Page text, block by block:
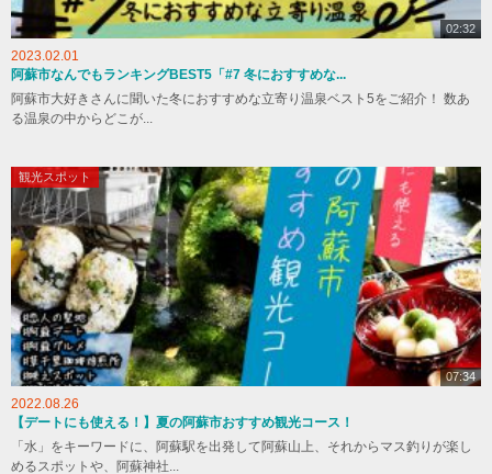
02:32
2023.02.01
阿蘇市なんでもランキングBEST5「#7 冬におすすめな...
阿蘇市大好きさんに聞いた冬におすすめな立寄り温泉ベスト5をご紹介！ 数あ
る温泉の中からどこが...
観光スポット
07:34
2022.08.26
【デートにも使える！】夏の阿蘇市おすすめ観光コース！
「水」をキーワードに、阿蘇駅を出発して阿蘇山上、それからマス釣りが楽し
めるスポットや、阿蘇神社...